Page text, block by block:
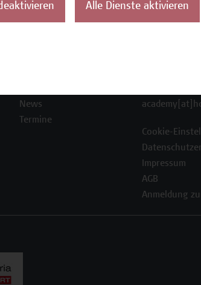
Über uns
News
Termine
Campus Wien
Cookie-
Impressum
AGB
Anmeldung
Alle Dienste aktivieren